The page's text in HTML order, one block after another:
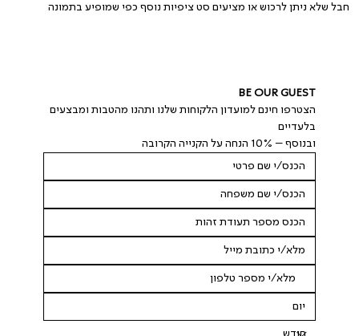
חבל שלא ניתן לרכוש או מציעים סט ציפיות נוסף כפי שמופיע בתמונה
BE OUR GUEST
הצטרפו חינם למועדון הלקוחות שלנו ותהנו מהטבות ומבצעים
בלעדיים
ובנוסף – 10% הנחה על הקנייה הקרובה